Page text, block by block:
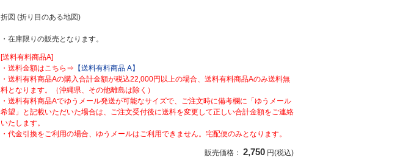
折図 (折り目のある地図)
・在庫限りの販売となります。
[送料有料商品A]
・送料金額はこちら⇒ 【送料有料商品 A】
・送料有料商品Aの購入合計金額が税込22,000円以上の場合、送料有料商品Aのみ送料無
料となります。（沖縄県、その他離島は除く）
・送料有料商品Aでゆうメール発送が可能なサイズで、ご注文時に備考欄に「ゆうメール
希望」と記載いただいた場合は、ご注文受付後に送料を変更して正しい合計金額をご連絡
いたします。
・代金引換をご利用の場合、ゆうメールはご利用できません。宅配便のみとなります。
販売価格： 2,750 円(税込)